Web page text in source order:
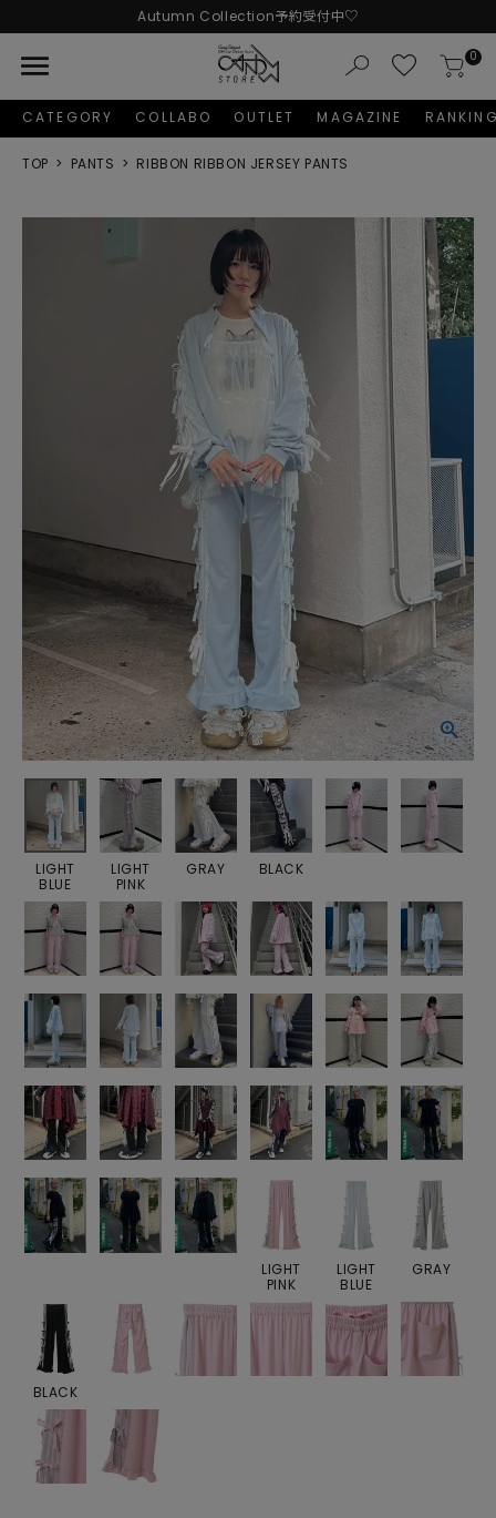
Autumn Collection予約受付中♡
LINE友だち追加 + ID連携で1,000円OFFクーポンプレゼント
新規会員登録で1,000円分のポイントプレゼント！
menu 0
CATEGORY COLLABO OUTLET MAGAZINE
TOP PANTS RIBBON RIBBON JERSEY PANTS
LIGHT
BLUE
LIGHT
PINK
GRAY BLACK
LIGHT
PINK
LIGHT
BLUE
GRAY
BLACK